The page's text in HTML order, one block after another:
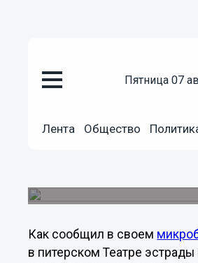
пятница 07
Лента Общество
Прощание с
Как сообщил в своем
в питерском Театре эстрады